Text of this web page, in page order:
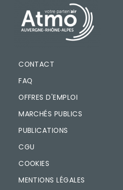
PIED DE PAGE
CONTACT
FAQ
OFFRES D'EMPLOI
MARCHÉS PUBLICS
PUBLICATIONS
CGU
COOKIES
MENTIONS LÉGALES